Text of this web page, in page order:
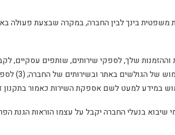
בינך לבין החברה, במקרה שבצעת פעולה
שלך, לספקי שירותים, שותפים עסקיים,
,( במטרה: (1) לעזור
במידע למעט לשם אספקת השירות כאמור בתקנון
בנעלי החברה יקבל על עצמו הוראות הגנת